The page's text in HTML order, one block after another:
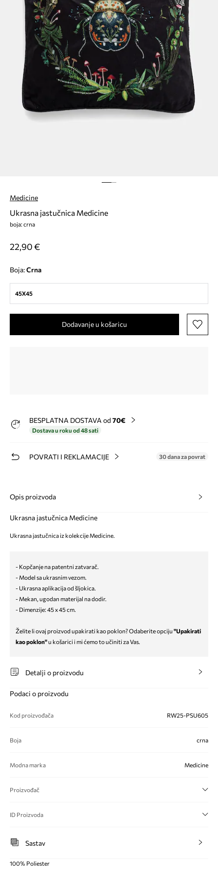
Medicine
Ukrasna jastučnica Medicine
boja: crna
22,90 €
Boja: crna
45X45
Dodavanje u košaricu
BESPLATNA DOSTAVA od 70€
Dostava u roku od 48 sati
POVRATI I REKLAMACIJE 30 dana za povrat
Opis proizvoda
Ukrasna jastučnica Medicine
Ukrasna jastučnica iz kolekcije Medicine.
- Kopčanje na patentni zatvarač.
- Model sa ukrasnim vezom.
- Ukrasna aplikacija od šljokica.
- Mekan, ugodan materijal na dodir.
- Dimenzije: 45 x 45 cm.
Želite li ovaj proizvod upakirati kao poklon? Odaberite opciju "Upakirati
kao poklon"u košarici i mi ćemo to učiniti za Vas.
Detalji o proizvodu
Podaci o proizvodu
Kod proizvođača RW25-PSU605
Boja crna
Modna marka Medicine
Proizvođač
ID Proizvoda
Sastav
100% Poliester